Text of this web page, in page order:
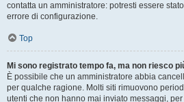
contatta un amministratore: potresti essere
errore di configurazione.
Top
Mi sono registrato tempo fa, ma non riesco
È possibile che un amministratore abbia
per qualche ragione. Molti siti rimuovono
utenti che non hanno mai inviato messaggi,